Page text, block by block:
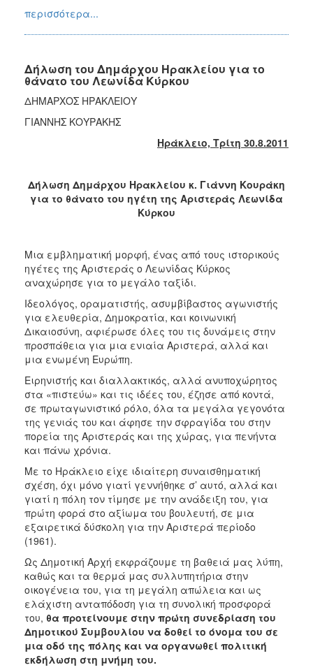
περισσότερα...
Δήλωση του Δημάρχου Ηρακλείου για το
θάνατο του Λεωνίδα Κύρκου
ΔΗΜΑΡΧΟΣ ΗΡΑΚΛΕΙΟΥ
ΓΙΑΝΝΗΣ ΚΟΥΡΑΚΗΣ
Ηράκλειο, Τρίτη 30.8.2011
Δήλωση Δημάρχου Ηρακλείου κ. Γιάννη Κουράκη
για το θάνατο του ηγέτη της Αριστεράς Λεωνίδα
Κύρκου
Μια εμβληματική μορφή, ένας από τους ιστορικούς
ηγέτες της Αριστεράς ο Λεωνίδας Κύρκος
αναχώρησε για το μεγάλο ταξίδι.
Ιδεολόγος, οραματιστής, ασυμβίβαστος αγωνιστής
για ελευθερία, Δημοκρατία, και κοινωνική
Δικαιοσύνη, αφιέρωσε όλες του τις δυνάμεις στην
προσπάθεια για μια ενιαία Αριστερά, αλλά και
μια ενωμένη Ευρώπη.
Ειρηνιστής και διαλλακτικός, αλλά ανυποχώρητος
στα «πιστεύω» και τις ιδέες του, έζησε από κοντά,
σε πρωταγωνιστικό ρόλο, όλα τα μεγάλα γεγονότα
της γενιάς του και άφησε την σφραγίδα του στην
πορεία της Αριστεράς και της χώρας, για πενήντα
και πάνω χρόνια.
Με το Ηράκλειο είχε ιδιαίτερη συναισθηματική
σχέση, όχι μόνο γιατί γεννήθηκε σ’ αυτό, αλλά και
γιατί η πόλη τον τίμησε με την ανάδειξη του, για
πρώτη φορά στο αξίωμα του βουλευτή, σε μια
εξαιρετικά δύσκολη για την Αριστερά περίοδο
(1961).
Ως Δημοτική Αρχή εκφράζουμε τη βαθειά μας λύπη,
καθώς και τα θερμά μας συλλυπητήρια στην
οικογένεια του, για τη μεγάλη απώλεια και ως
ελάχιστη ανταπόδοση για τη συνολική προσφορά
του, θα προτείνουμε στην πρώτη συνεδρίαση του
Δημοτικού Συμβουλίου να δοθεί το όνομα του σε
μια οδό της πόλης και να οργανωθεί πολιτική
εκδήλωση στη μνήμη του.